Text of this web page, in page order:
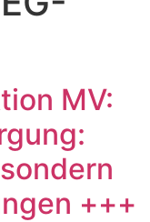
MV:
+++